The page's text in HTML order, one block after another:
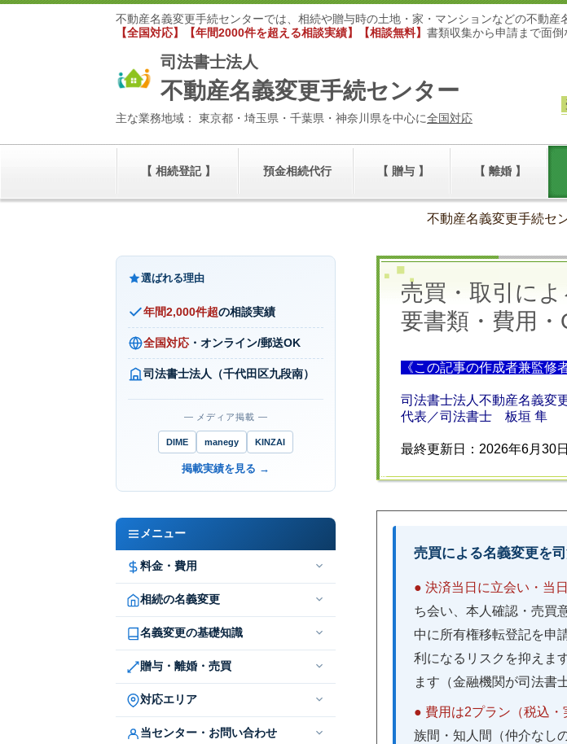
不動産名義変更手続センターでは、相続や贈与時の土地・家・マンションなどの不動
【全国対応】【年間2000件を超える相談実績】【相談無料】 書類収集から申請まで面
司法書士法人
不動産名義変更手続センター
主な業務地域： 東京都・埼玉県・千葉県・神奈川県を中心に全国対応
【 相続登記 】 預金相続代行 【 贈与 】 【 離婚 】
不動産名義変更手続セ
売買・取引に
要書類・費用・
《この記事の作成者兼監修者
司法書士法人不動産名義変
代表／司法書士 板垣 隼
最終更新日：2026年6月30日
売買による名義変更を
● 決済当日に立会い・当
ち会い、本人確認・売買
中に所有権移転登記を申
利になるリスクを抑えま
ます（金融機関が司法書
● 費用は2プラン（税込・
族間・知人間（仲介なし
選ばれる理由
年間2,000件超の相談実績
全国対応 ・オンライン/郵送OK
司法書士法人（千代田区九段南）
― メディア掲載 ―
DIME manegy KINZAI
掲載実績を見る →
メニュー
料金・費用
相続の名義変更
名義変更の基礎知識
贈与・離婚・売買
対応エリア
当センター・お問い合わせ